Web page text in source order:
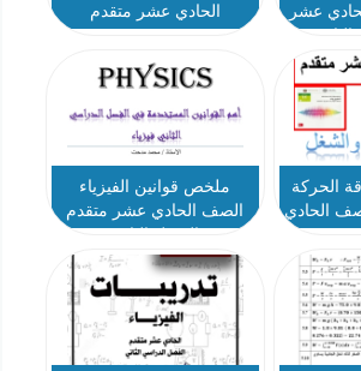
عشر
الحادي عشر متقدم
الحركة
الحادي
ملخص قوانين الفيزياء
الصف الحادي عشر متقدم